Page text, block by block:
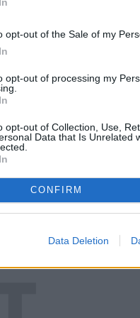
opt-out of the Sale of my
opt-out of processing my
opt-out of Collection, Use,
Data that Is Unrelated
CONFIRM
Data Deletion
bohater nie mógł
Agnieszki
prawa